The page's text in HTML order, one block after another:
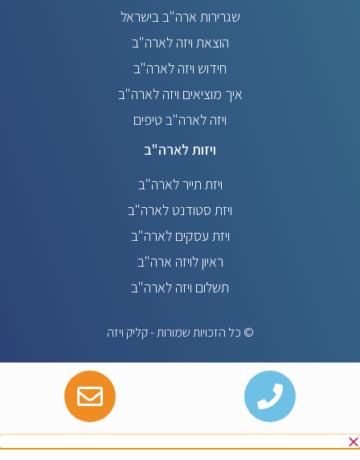
שגרירות ארה"ב בישראל
הוצאת ויזה לארה"ב
חידוש ויזה לארה"ב
איך מוציאים ויזה לארה"ב
ויזה לארה"ב טיפים
ויזות לארה"ב
ויזת תייר לארה"ב
ויזת סטודנט לארה"ב
ויזת עסקים לארה"ב
ראיון לויזה ארה"ב
תשלום ויזה לארה"ב
© כל הזכויות שמורות - קליק ויזה